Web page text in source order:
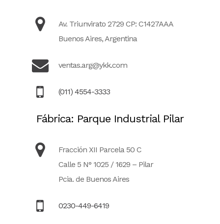
Av. Triunvirato 2729 CP: C1427AAA
Buenos Aires, Argentina
ventas.arg@ykk.com
(011) 4554-3333
Fábrica: Parque Industrial Pilar
Fracción XII Parcela 50 C
Calle 5 N° 1025 / 1629 – Pilar
Pcia. de Buenos Aires
0230-449-6419